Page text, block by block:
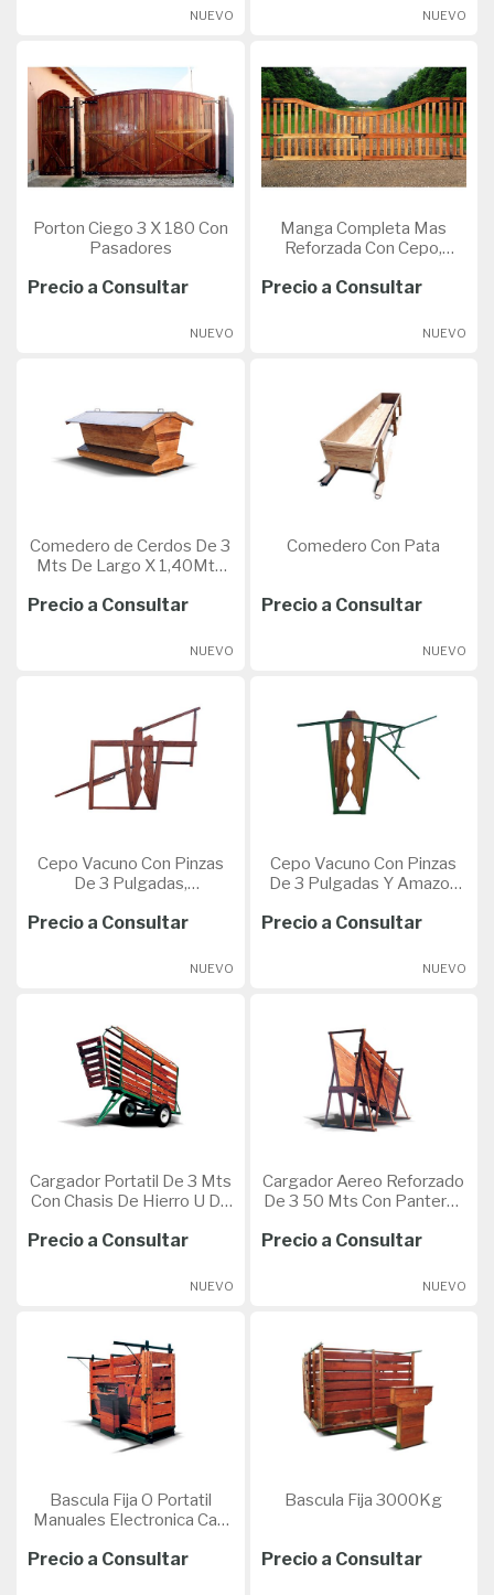
NUEVO NUEVO
Porton Ciego 3 X 180 Con
Pasadores
Precio a Consultar
NUEVO
Manga Completa Mas
Reforzada Con Cepo,
6 Metros De Largo .
Precio a Consultar
NUEVO
Comedero de Cerdos De 3
Mts De Largo X 1,40Mts
Ancho
Precio a Consultar
NUEVO
Comedero Con Pata
Precio a Consultar
NUEVO
Cepo Vacuno Con Pinzas
De 3 Pulgadas,
Movimientos De Acples De
Precio a Consultar
NUEVO
Cepo Vacuno Con Pinzas
De 3 Pulgadas Y Amazon
Precio a Consultar
NUEVO
Cargador Portatil De 3 Mts
Con Chasis De Hierro U De
Precio a Consultar
NUEVO
Cargador Aereo Reforzado
De 3 50 Mts Con Panteras
Precio a Consultar
NUEVO
Bascula Fija O Portatil
Manuales Electronica Cap
Precio a Consultar
Bascula Fija 3000Kg
Precio a Consultar